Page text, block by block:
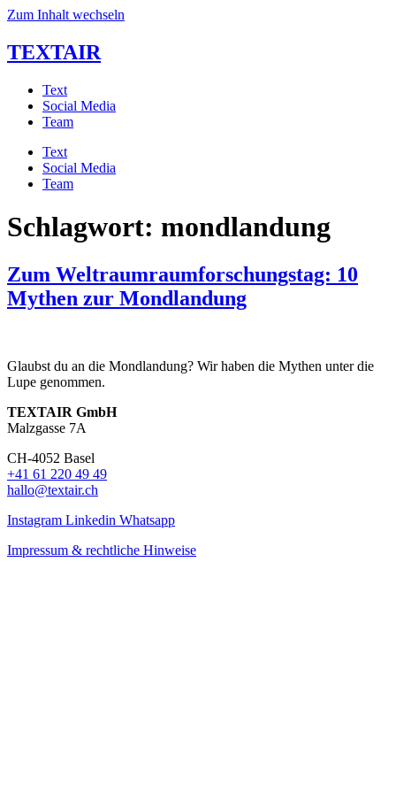
Zum Inhalt wechseln
TEXTAIR
Text
Social Media
Team
Text
Social Media
Team
Schlagwort: mondlandung
Zum Weltraumraumforschungstag: 10
Mythen zur Mondlandung
Glaubst du an die Mondlandung? Wir haben die Mythen unter die
Lupe genommen.
TEXTAIR GmbH
Malzgasse 7A
CH-4052 Basel
+41 61 220 49 49
hallo@textair.ch
Instagram Linkedin Whatsapp
Impressum & rechtliche Hinweise